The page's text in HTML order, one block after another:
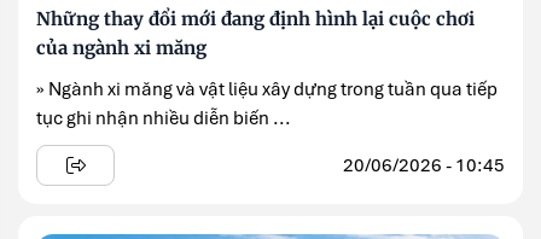
Những thay đổi mới đang định hình lại cuộc chơi
của ngành xi măng
» Ngành xi măng và vật liệu xây dựng trong tuần qua tiếp
tục ghi nhận nhiều diễn biến ...
20/06/2026 - 10:45